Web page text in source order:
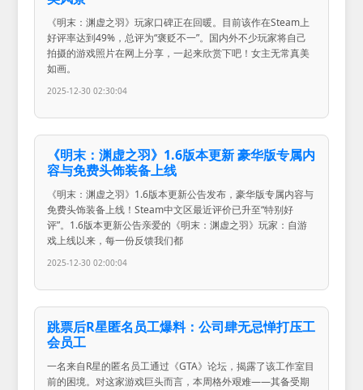
《明末：渊虚之羽》玩家口碑正在回暖。目前该作在Steam上
好评率达到49%，总评为“褒贬不一”。国内外不少玩家将自己
拍摄的游戏照片在网上分享，一起来欣赏下吧！女主无常真美
如画。
2025-12-30 02:30:04
《明末：渊虚之羽》1.6版本更新 豪华版专属内
容与免费头饰装备上线
《明末：渊虚之羽》1.6版本更新公告发布，豪华版专属内容与
免费头饰装备上线！Steam中文区最近评价已升至“特别好
评”。1.6版本更新公告亲爱的《明末：渊虚之羽》玩家：自游
戏上线以来，每一份反馈我们都
2025-12-30 02:00:04
跳票后R星匿名员工爆料：公司肆无忌惮打压工
会员工
一名来自R星的匿名员工通过《GTA》论坛，揭露了该工作室目
前的困境。对这家游戏巨头而言，本周格外艰难——其备受期